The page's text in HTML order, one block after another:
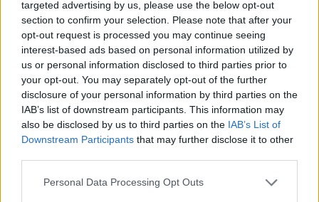
targeted advertising by us, please use the below opt-out
section to confirm your selection. Please note that after your
opt-out request is processed you may continue seeing
interest-based ads based on personal information utilized by
us or personal information disclosed to third parties prior to
your opt-out. You may separately opt-out of the further
disclosure of your personal information by third parties on the
IAB’s list of downstream participants. This information may
also be disclosed by us to third parties on the IAB’s List of
Downstream Participants that may further disclose it to other
Personal Data Processing Opt Outs